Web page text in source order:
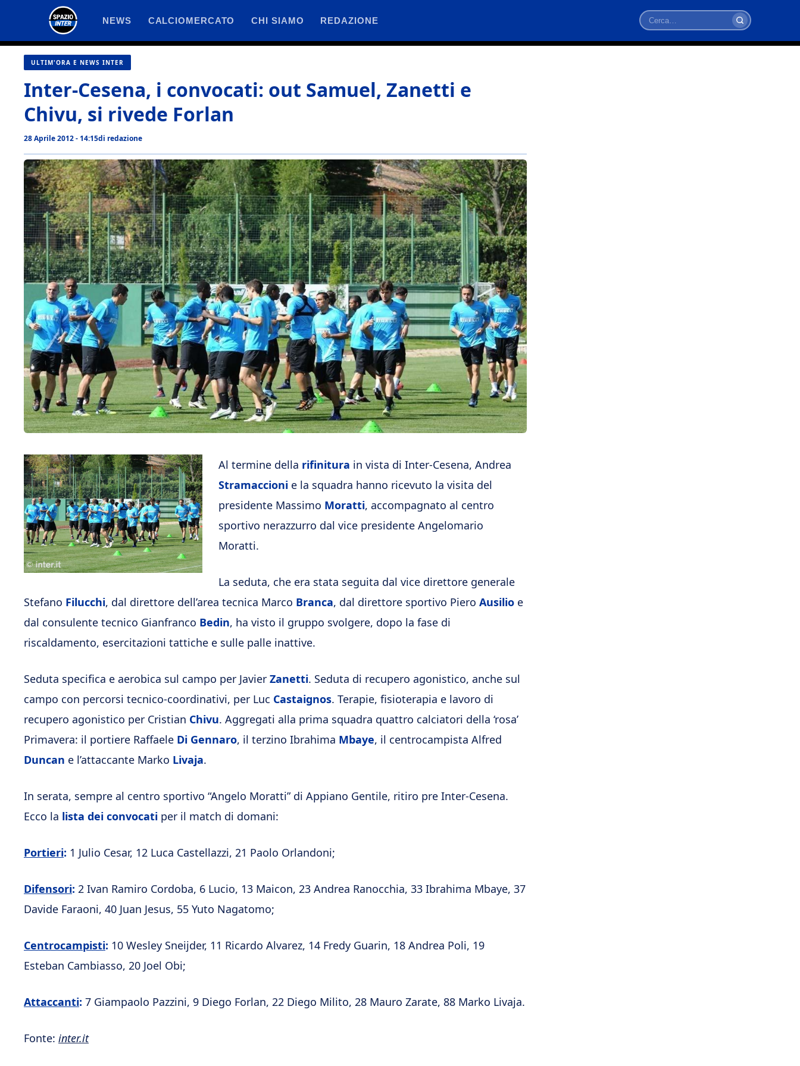
contenuto
NEWS CALCIOMERCATO CHI SIAMO REDAZIONE
Cerca
ULTIM'ORA E NEWS INTER
Inter-Cesena, i convocati: out Samuel, Zanetti e
Chivu, si rivede Forlan
28 Aprile 2012 - 14:15di redazione
Al termine della rifinitura in vista di Inter-Cesena, Andrea
Stramaccioni e la squadra hanno ricevuto la visita del
presidente Massimo Moratti, accompagnato al centro
sportivo nerazzurro dal vice presidente Angelomario
Moratti.
La seduta, che era stata seguita dal vice direttore generale
Stefano Filucchi, dal direttore dell’area tecnica Marco Branca, dal direttore sportivo Piero Ausilio e
dal consulente tecnico Gianfranco Bedin, ha visto il gruppo svolgere, dopo la fase di
riscaldamento, esercitazioni tattiche e sulle palle inattive.
Seduta specifica e aerobica sul campo per Javier Zanetti. Seduta di recupero agonistico, anche sul
campo con percorsi tecnico-coordinativi, per Luc Castaignos. Terapie, fisioterapia e lavoro di
recupero agonistico per Cristian Chivu. Aggregati alla prima squadra quattro calciatori della ‘rosa’
Primavera: il portiere Raffaele Di Gennaro, il terzino Ibrahima Mbaye, il centrocampista Alfred
Duncan e l’attaccante Marko Livaja.
In serata, sempre al centro sportivo “Angelo Moratti” di Appiano Gentile, ritiro pre Inter-Cesena.
Ecco la lista dei convocati per il match di domani:
Portieri: 1 Julio Cesar, 12 Luca Castellazzi, 21 Paolo Orlandoni;
Difensori: 2 Ivan Ramiro Cordoba, 6 Lucio, 13 Maicon, 23 Andrea Ranocchia, 33 Ibrahima Mbaye, 37
Davide Faraoni, 40 Juan Jesus, 55 Yuto Nagatomo;
Centrocampisti: 10 Wesley Sneijder, 11 Ricardo Alvarez, 14 Fredy Guarin, 18 Andrea Poli, 19
Esteban Cambiasso, 20 Joel Obi;
Attaccanti: 7 Giampaolo Pazzini, 9 Diego Forlan, 22 Diego Milito, 28 Mauro Zarate, 88 Marko Livaja.
Fonte: inter.it